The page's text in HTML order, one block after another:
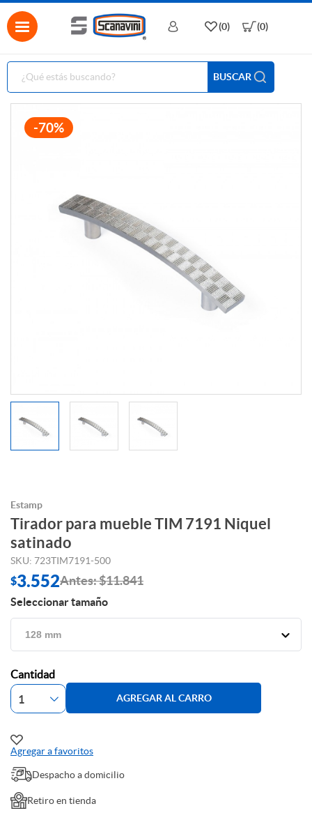
BUSCAR
(0) (0)
-70%
Estamp
Tirador para mueble TIM 7191 Niquel
satinado
SKU: 723TIM7191-500
$3.552Antes: $11.841
Seleccionar tamaño
Cantidad
AGREGAR AL CARRO
Agregar a favoritos
Despacho a domicilio
Retiro en tienda